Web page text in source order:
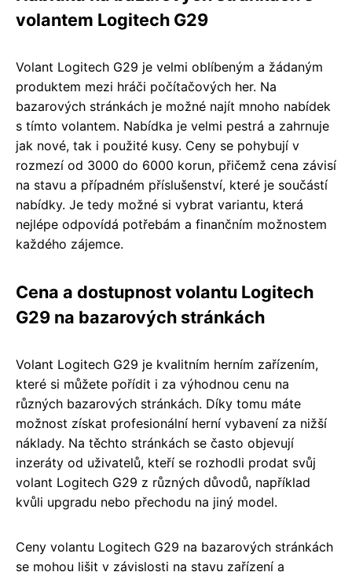
volantem Logitech G29
Volant Logitech G29 je velmi oblíbeným a žádaným
produktem mezi hráči počítačových her. Na
bazarových stránkách je možné najít mnoho nabídek
s tímto volantem. Nabídka je velmi pestrá a zahrnuje
jak nové, tak i použité kusy. Ceny se pohybují v
rozmezí od 3000 do 6000 korun, přičemž cena závisí
na stavu a případném příslušenství, které je součástí
nabídky. Je tedy možné si vybrat variantu, která
nejlépe odpovídá potřebám a finančním možnostem
každého zájemce.
Cena a dostupnost volantu Logitech
G29 na bazarových stránkách
Volant Logitech G29 je kvalitním herním zařízením,
které si můžete pořídit i za výhodnou cenu na
různých bazarových stránkách. Díky tomu máte
možnost získat profesionální herní vybavení za nižší
náklady. Na těchto stránkách se často objevují
inzeráty od uživatelů, kteří se rozhodli prodat svůj
volant Logitech G29 z různých důvodů, například
kvůli upgradu nebo přechodu na jiný model.
Ceny volantu Logitech G29 na bazarových stránkách
se mohou lišit v závislosti na stavu zařízení a